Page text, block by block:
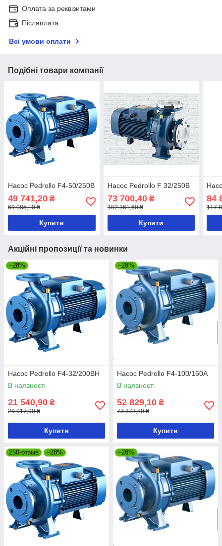
Оплата за реквізитами
Післяплата
Всі умови оплати
Подібні товари компанії
Насос Pedrollo F4-50/250B
49 741,20 ₴
69 085,10 ₴
Купити
Насос Pedrollo F 32/250B
73 700,40₴
102 361,60 ₴
Купити
84
117
Акційні пропозиції та новинки
–28%
Насос Pedrollo F4-32/200BH
В наявності
21 540,90 ₴
29 917,90 ₴
Купити
–28%
Насос Pedrollo F4-100/160A
В наявності
52 829,10 ₴
73 373,80 ₴
Купити
250-отзыв –28% –28%